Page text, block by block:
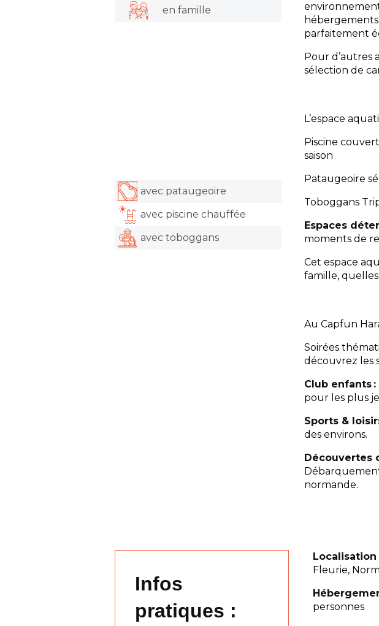
en famille
parfaitement
Pour d’autres
sélection de
avec pataugeoire
avec piscine chauffée
avec toboggans
L’espace
Piscine
saison
Pataugeoire
Toboggans
Espaces
moments de
Cet espace
famille,
Au Capfun
Soirées
découvrez les
Club enfants :
pour les plus
Sports &
des environs.
Découvertes
normande.
Infos
pratiques :
Localisation
Fleurie,
personnes